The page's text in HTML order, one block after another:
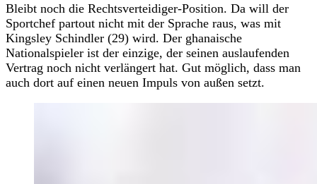
Bleibt noch die Rechtsverteidiger-Position. Da will der
Sportchef partout nicht mit der Sprache raus, was mit
Kingsley Schindler (29) wird. Der ghanaische
Nationalspieler ist der einzige, der seinen auslaufenden
Vertrag noch nicht verlängert hat. Gut möglich, dass man
auch dort auf einen neuen Impuls von außen setzt.